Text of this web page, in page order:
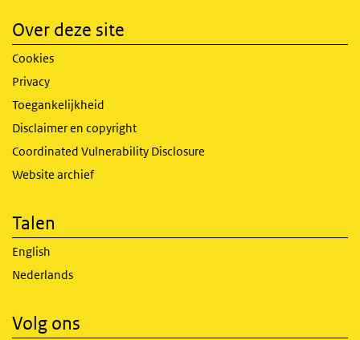
Over deze site
Cookies
Privacy
Toegankelijkheid
Disclaimer en copyright
Coordinated Vulnerability Disclosure
Website archief
Talen
English
Nederlands
Volg ons